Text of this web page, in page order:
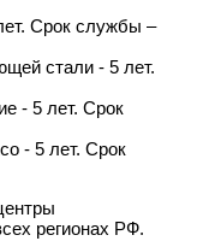
Срок службы –
стали - 5 лет.
- 5 лет. Срок
- 5 лет. Срок
регионах РФ.